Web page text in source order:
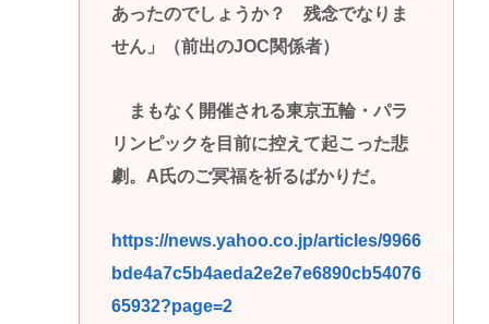
あったのでしょうか？ 残念でなりま
せん」（前出のJOC関係者）
まもなく開催される東京五輪・パラ
リンピックを目前に控えて起こった悲
劇。A氏のご冥福を祈るばかりだ。
https://news.yahoo.co.jp/articles/9966
bde4a7c5b4aeda2e2e7e6890cb54076
65932?page=2